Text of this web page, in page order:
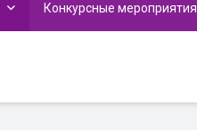
Конкурсные мероприятия